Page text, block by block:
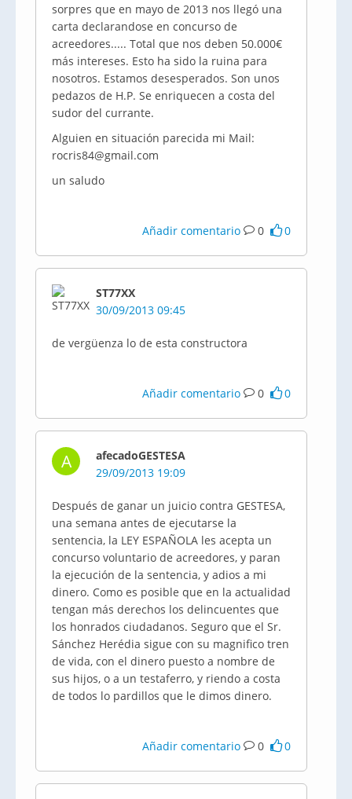
sorpres que en mayo de 2013 nos llegó una
carta declarandose en concurso de
acreedores..... Total que nos deben 50.000€
más intereses. Esto ha sido la ruina para
nosotros. Estamos desesperados. Son unos
pedazos de H.P. Se enriquecen a costa del
sudor del currante.
Alguien en situación parecida mi Mail:
rocris84@gmail.com
un saludo
Añadir comentario 0 0
ST77XX
30/09/2013 09:45
de vergüenza lo de esta constructora
Añadir comentario 0 0
A
afecadoGESTESA
29/09/2013 19:09
Después de ganar un juicio contra GESTESA,
una semana antes de ejecutarse la
sentencia, la LEY ESPAÑOLA les acepta un
concurso voluntario de acreedores, y paran
la ejecución de la sentencia, y adios a mi
dinero. Como es posible que en la actualidad
tengan más derechos los delincuentes que
los honrados ciudadanos. Seguro que el Sr.
Sánchez Herédia sigue con su magnifico tren
de vida, con el dinero puesto a nombre de
sus hijos, o a un testaferro, y riendo a costa
de todos lo pardillos que le dimos dinero.
Añadir comentario 0 0